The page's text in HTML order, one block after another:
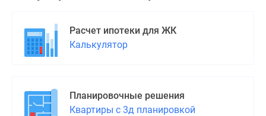
Расчет ипотеки для ЖК
Калькулятор
Планировочные решения
Квартиры с 3д планировкой